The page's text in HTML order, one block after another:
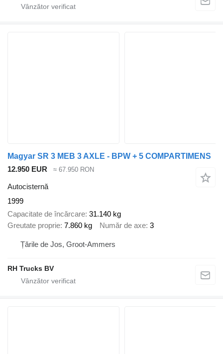
Magyar SR 3 MEB 3 AXLE - BPW + 5 COMPARTIMENS
12.950 EUR
≈ 67.950 RON
Autocisternă
1999
Capacitate de încărcare 31.140 kg
Greutate proprie 7.860 kg Număr de axe 3
Țările de Jos, Groot-Ammers
RH Trucks BV